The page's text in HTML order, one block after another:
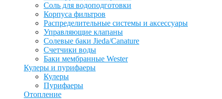
Соль для водоподготовки
Корпуса фильтров
Распределительные системы и аксессуары
Управляющие клапаны
Солевые баки Jieda/Canature
Счетчики воды
Баки мембранные Wester
Кулеры и пурифаеры
Кулеры
Пурифаеры
Отопление